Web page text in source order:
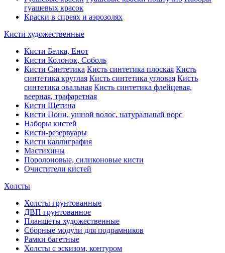
гуашевых красок
Краски в спреях и аэрозолях
Кисти художественные
Кисти Белка, Енот
Кисти Колонок, Соболь
Кисти Синтетика Кисть синтетика плоская Кисть
синтетика круглая Кисть синтетика угловая Кисть
синтетика овальная Кисть синтетика флейцевая,
веерная, трафаретная
Кисти Щетина
Кисти Пони, ушной волос, натуральный ворс
Наборы кистей
Кисти-резервуары
Кисти каллиграфия
Мастихины
Поролоновые, силиконовые кисти
Очистители кистей
Холсты
Холсты грунтованные
ДВП грунтованное
Планшеты художественные
Сборные модули для подрамников
Рамки багетные
Холсты c эскизом, контуром